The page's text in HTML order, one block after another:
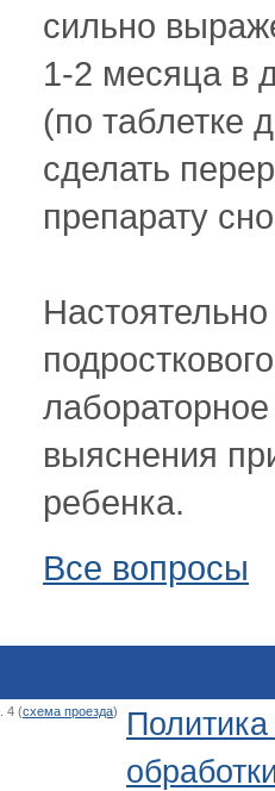
сильно
1-2 месяца в
(по таблетке
сделать
препарату
выяснения
ребенка.
Все вопросы
4 (схема проезда)